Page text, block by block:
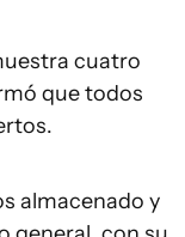
cuatro
que todos
almacenado y